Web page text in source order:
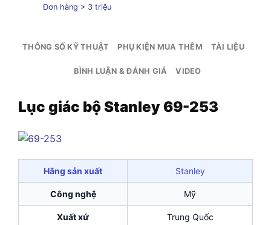
Đơn hàng > 3 triệu
THÔNG SỐ KỸ THUẬT PHỤ KIỆN MUA THÊM TÀI LIỆU
BÌNH LUẬN & ĐÁNH GIÁ VIDEO
Lục giác bộ Stanley 69-253
Hãng sản xuất Stanley
Công nghệ Mỹ
Xuất xứ Trung Quốc